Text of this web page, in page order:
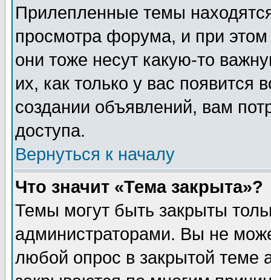
Прилепленные темы
просмотра форума, и при
они тоже несут какую-то
их, как только у вас появится
создании объявлений, вам
доступа.
Вернуться к началу
Что значит «Тема закрыта»?
Темы могут быть закрыты
администраторами. Вы не
любой опрос в закрытой теме